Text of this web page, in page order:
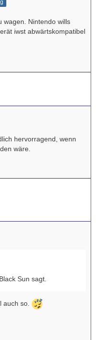
wagen. Nintendo wills
iwst abwärtskompatibel
hervorragend, wenn
wäre.
Sun sagt.
auch so.